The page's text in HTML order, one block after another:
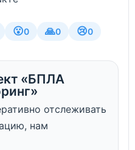
😮0 🙏0 😢0
«БПЛА
отслеживать
нам